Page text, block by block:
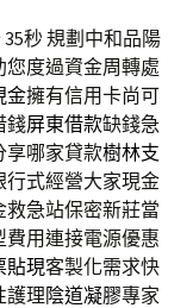
秒規劃中和品陽
您度過資金周轉處
金擁有信用卡尚可
錢屏東借款缺錢急
享哪家貸款樹林支
式經營大家現金
急站保密新莊當
費用連接電源優惠
貼現客製化需求快
護理陰道凝膠專家